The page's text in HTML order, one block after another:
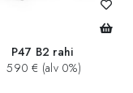
P47 B2 rahi
590 € (alv 0%)